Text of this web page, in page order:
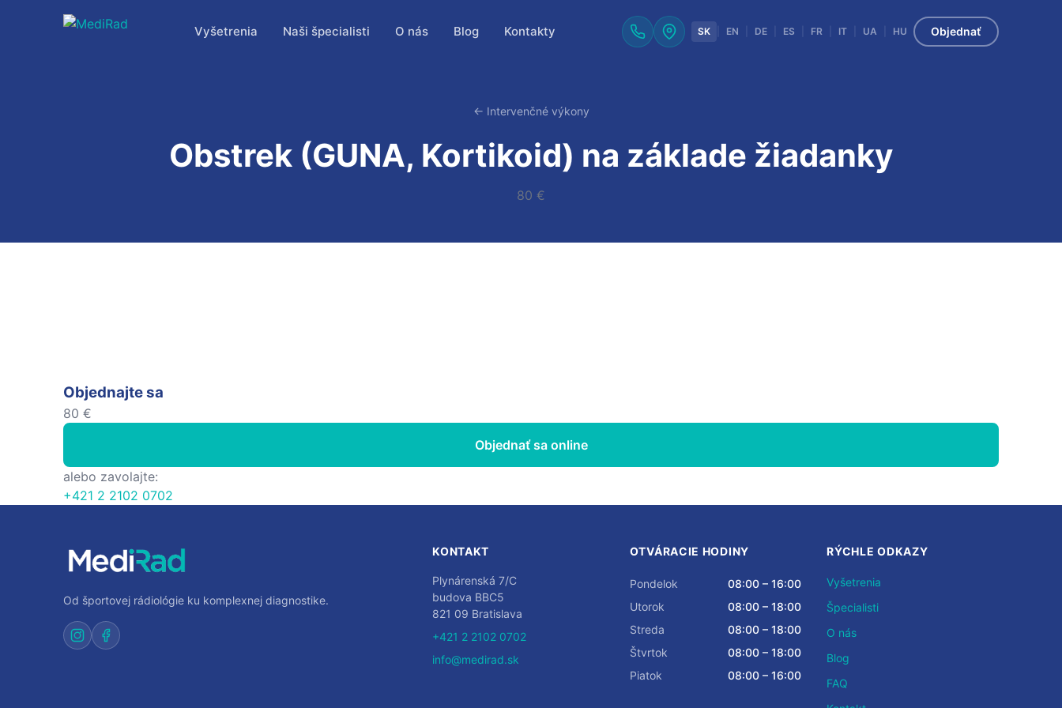
Vyšetrenia Naši špecialisti O nás Blog Kontakty SK EN DE ES FR IT UA HU Objednať
← Intervenčné výkony
Obstrek (GUNA, Kortikoid) na základe žiadanky
80 €
Objednajte sa
80 €
Objednať sa online
alebo zavolajte:
+421 2 2102 0702
Od športovej rádiológie ku komplexnej diagnostike.
KONTAKT
Plynárenská 7/C
budova BBC5
821 09 Bratislava
+421 2 2102 0702
info@medirad.sk
OTVÁRACIE HODINY
Pondelok
08:00 – 16:00
Utorok
08:00 – 18:00
Streda
08:00 – 18:00
Štvrtok
08:00 – 18:00
Piatok
08:00 – 16:00
RÝCHLE ODKAZY
Vyšetrenia
Špecialisti
O nás
Blog
FAQ